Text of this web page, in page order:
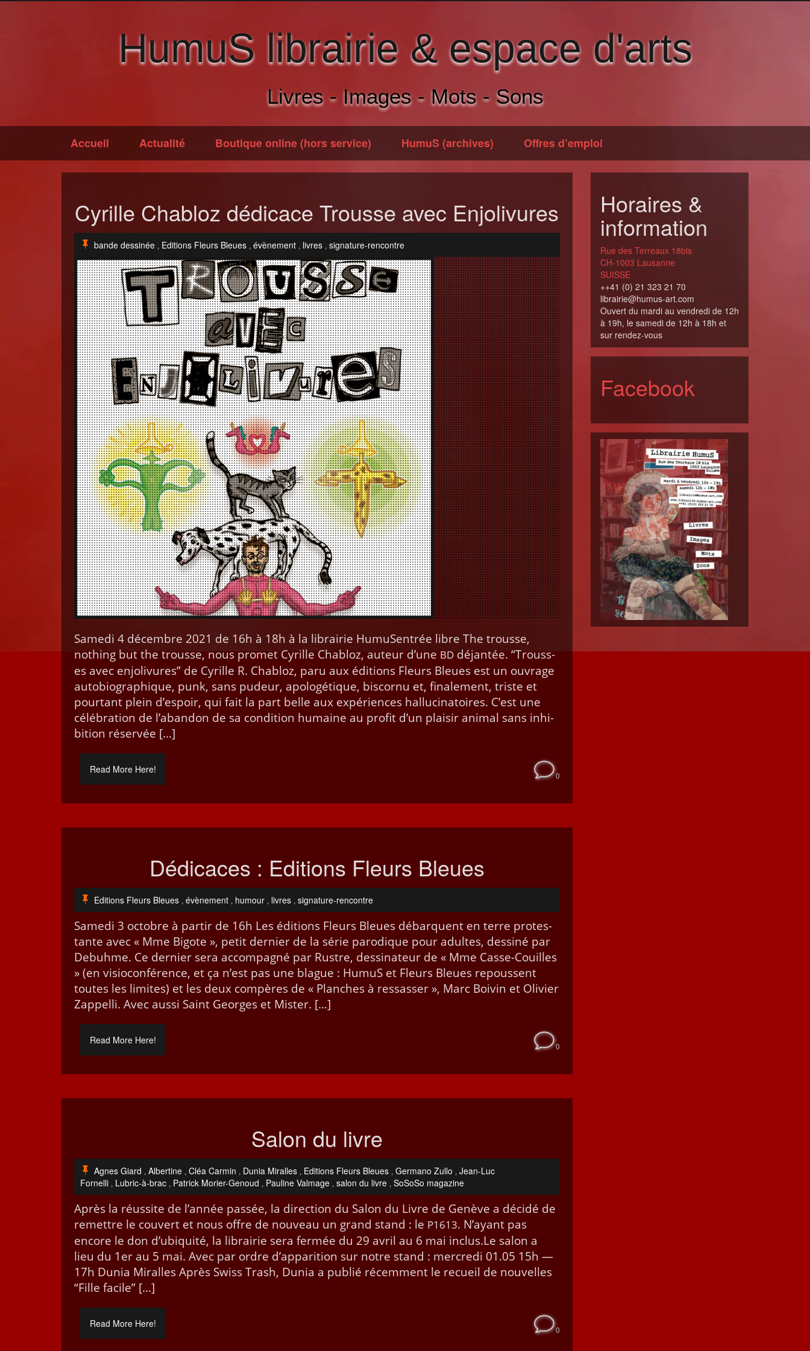
HumuS librairie & espace d'arts
Livres - Images - Mots - Sons
Accueil Actualité Boutique online (hors service) HumuS (archives) Offres d’emploi
Cyrille Chabloz dédicace Trousse avec Enjolivures
bande dessinée , Editions Fleurs Bleues , évènement , livres , signature-rencontre
Same­di 4 décem­bre 2021 de 16h à 18h à la librairie HumuSen­trée libre The trousse,
noth­ing but the trousse, nous promet Cyrille Chabloz, auteur d’une BD déjan­tée. “Trouss­
es avec enjo­livures” de Cyrille R. Chabloz, paru aux édi­tions Fleurs Bleues est un ouvrage
auto­bi­ographique, punk, sans pudeur, apologé­tique, bis­cor­nu et, finale­ment, triste et
pour­tant plein d’espoir, qui fait la part belle aux expéri­ences hal­lu­ci­na­toires. C’est une
célébra­tion de l’abandon de sa con­di­tion humaine au prof­it d’un plaisir ani­mal sans inhi­
bi­tion réservée […]
Read More Here!
0
Dédicaces : Editions Fleurs Bleues
Editions Fleurs Bleues , évènement , humour , livres , signature-rencontre
Same­di 3 octo­bre à par­tir de 16h Les édi­tions Fleurs Bleues débar­quent en terre protes­
tante avec « Mme Big­ote », petit dernier de la série par­o­dique pour adultes, dess­iné par
Debuhme. Ce dernier sera accom­pa­g­né par Rus­tre, dessi­na­teur de « Mme Casse-Couilles
» (en visio­con­férence, et ça n’est pas une blague : HumuS et Fleurs Bleues repoussent
toutes les lim­ites) et les deux com­pères de « Planch­es à ressass­er », Marc Boivin et Olivi­er
Zap­pel­li. Avec aus­si Saint Georges et Mister. […]
Read More Here!
0
Salon du livre
Agnes Giard , Albertine , Cléa Carmin , Dunia Miralles , Editions Fleurs Bleues , Germano Zullo , Jean-Luc
Fornelli , Lubric-à-brac , Patrick Morier-Genoud , Pauline Valmage , salon du livre , SoSoSo magazine
Après la réus­site de l’an­née passée, la direc­tion du Salon du Livre de Genève a décidé de
remet­tre le cou­vert et nous offre de nou­veau un grand stand : le P1613. N’ayant pas
encore le don d’u­biq­ui­té, la librairie sera fer­mée du 29 avril au 6 mai inclus.Le salon a
lieu du 1er au 5 mai. Avec par ordre d’ap­pari­tion sur notre stand : mer­cre­di 01.05 15h —
17h Dunia Miralles Après Swiss Trash, Dunia a pub­lié récem­ment le recueil de nou­velles
“Fille facile” […]
Read More Here!
0
Horaires &
information
Rue des Terreaux 18bis
CH-1003 Lausanne
SUISSE
++41 (0) 21 323 21 70
librairie@humus-art.com
Ouvert du mardi au vendredi de 12h
à 19h, le samedi de 12h à 18h et
sur rendez-vous
Facebook